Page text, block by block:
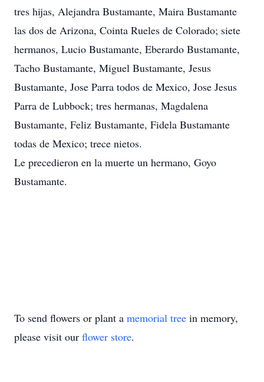
tres hijas, Alejandra Bustamante, Maira Bustamante
las dos de Arizona, Cointa Rueles de Colorado; siete
hermanos, Lucio Bustamante, Eberardo Bustamante,
Tacho Bustamante, Miguel Bustamante, Jesus
Bustamante, Jose Parra todos de Mexico, Jose Jesus
Parra de Lubbock; tres hermanas, Magdalena
Bustamante, Feliz Bustamante, Fidela Bustamante
todas de Mexico; trece nietos.
Le precedieron en la muerte un hermano, Goyo
Bustamante.
To send flowers or plant a memorial tree in memory,
please visit our flower store.